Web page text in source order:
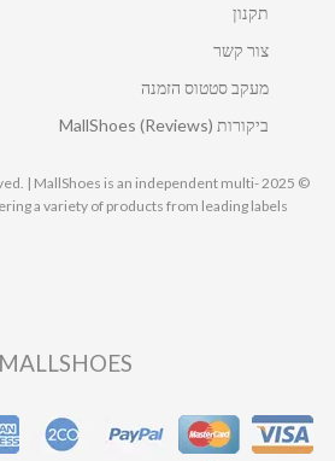
תקנון
צור קשר
מעקב סטטוס הזמנה
ביקורות MallShoes (Reviews)
| MallShoes is an independent multi-
a variety of products from leading labels.
MALLSHOES